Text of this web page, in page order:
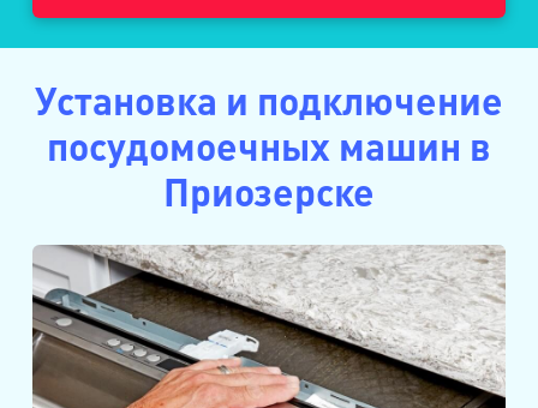
Установка и подключение
посудомоечных машин в
Приозерске